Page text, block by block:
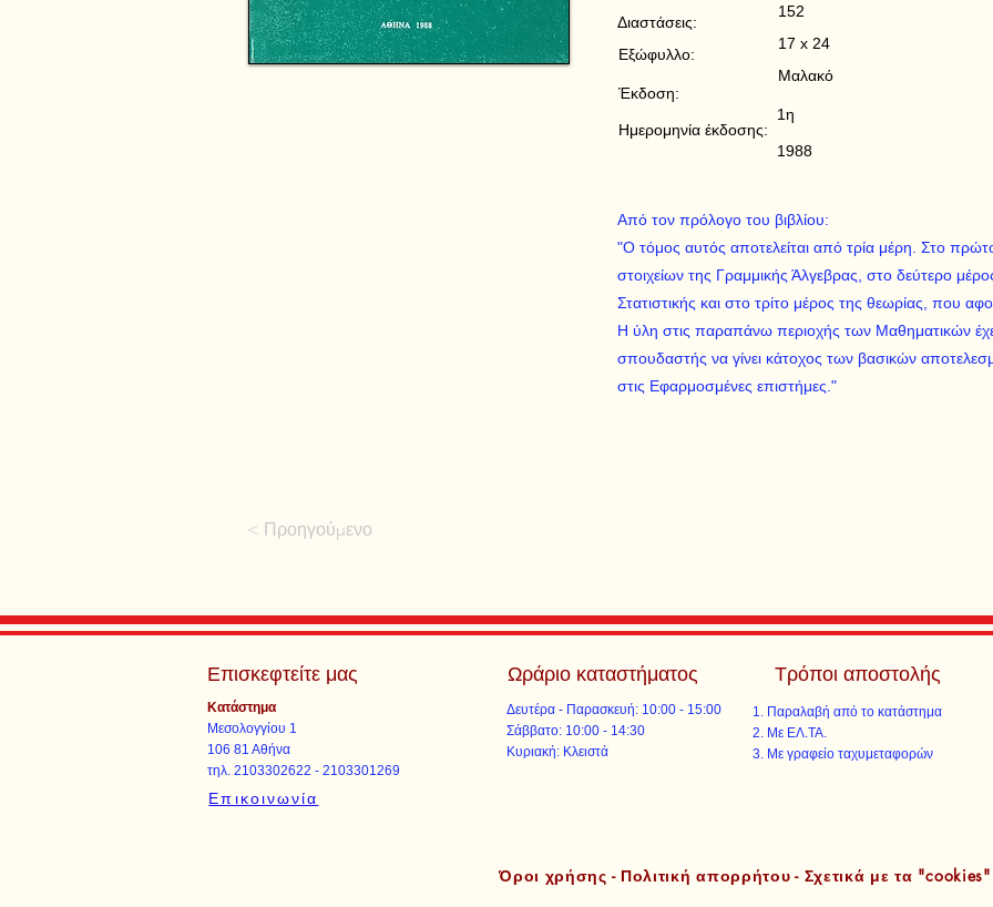
152
17 x 24
Μαλακό
1η
1988
Διαστάσεις:
Εξώφυλλο:
Έκδοση:
Ημερομηνία έκδοσης:
Από τον πρόλογο του βιβλίου:
"Ο τόμος αυτός αποτελείται από τρία μέρη. Στο
στοιχείων της Γραμμικής Άλγεβρας, στο δεύτερο
Στατιστικής και στο τρίτο μέρος της θεωρίας, που
Η ύλη στις παραπάνω περιοχής των Μαθηματικών
σπουδαστής να γίνει κάτοχος των βασικών
στις Εφαρμοσμένες επιστήμες."
< Προηγούμενο
Επισκεφτείτε μας
Κατάστημα
Μεσολογγίου 1
106 81 Αθήνα
τηλ. 2103302622 - 2103301269
Επικοινωνία
Ωράριο καταστήματος
Δευτέρα - Παρασκευή: 10:00 - 15:00
​​Σάββατο: 10:00 - 14:30
​Κυριακή: Κλειστά
Τρόποι αποστολής
Παραλαβή από το κατάστημα
Με ΕΛ.ΤΑ.​​
Με γραφείο ταχυμεταφορών​
Όροι χρήσης - Πολιτική απορρήτου - Σχετικά με τα "cookies"